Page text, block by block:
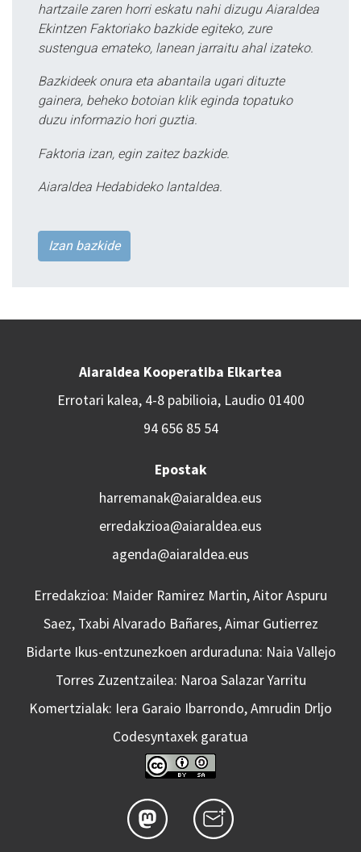
hartzaile zaren horri eskatu nahi dizugu Aiaraldea
Ekintzen Faktoriako bazkide egiteko, zure
sustengua emateko, lanean jarraitu ahal izateko.
Bazkideek onura eta abantaila ugari dituzte
gainera, beheko botoian klik eginda topatuko
duzu informazio hori guztia.
Faktoria izan, egin zaitez bazkide.
Aiaraldea Hedabideko lantaldea.
Izan bazkide
Aiaraldea Kooperatiba Elkartea
Errotari kalea, 4-8 pabilioia, Laudio 01400
94 656 85 54
Epostak
harremanak@aiaraldea.eus
erredakzioa@aiaraldea.eus
agenda@aiaraldea.eus
Erredakzioa: Maider Ramirez Martin, Aitor Aspuru
Saez, Txabi Alvarado Bañares, Aimar Gutierrez
Bidarte Ikus-entzunezkoen arduraduna: Naia Vallejo
Torres Zuzentzailea: Naroa Salazar Yarritu
Komertzialak: Iera Garaio Ibarrondo, Amrudin Drljo
Codesyntaxek garatua